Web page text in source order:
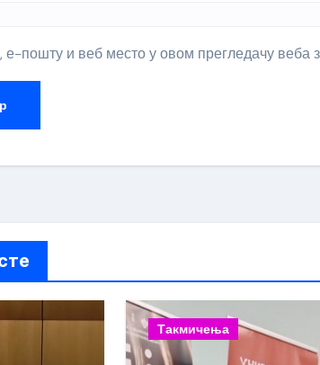
е-пошту и веб место у овом прегледачу веба
Такмичења